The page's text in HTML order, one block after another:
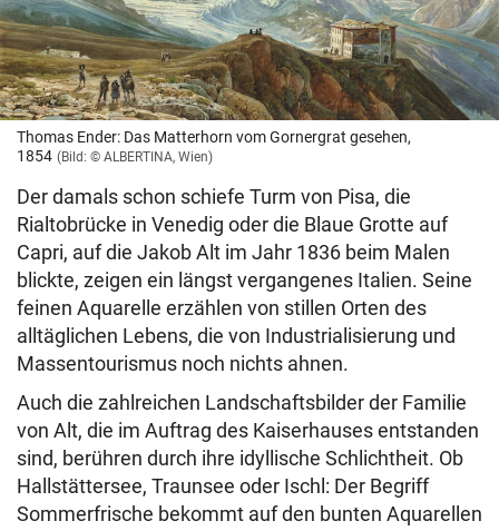
Thomas Ender: Das Matterhorn vom Gornergrat gesehen,
1854 (Bild: © ALBERTINA, Wien)
Der damals schon schiefe Turm von Pisa, die
Rialtobrücke in Venedig oder die Blaue Grotte auf
Capri, auf die Jakob Alt im Jahr 1836 beim Malen
blickte, zeigen ein längst vergangenes Italien. Seine
feinen Aquarelle erzählen von stillen Orten des
alltäglichen Lebens, die von Industrialisierung und
Massentourismus noch nichts ahnen.
Auch die zahlreichen Landschaftsbilder der Familie
von Alt, die im Auftrag des Kaiserhauses entstanden
sind, berühren durch ihre idyllische Schlichtheit. Ob
Hallstättersee, Traunsee oder Ischl: Der Begriff
Sommerfrische bekommt auf den bunten Aquarellen